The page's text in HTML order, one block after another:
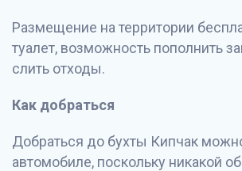
Размещение на территории
туалет, возможность пополнить
слить отходы.
Как добраться
Добраться до бухты Кипчак
автомобиле, поскольку никакой